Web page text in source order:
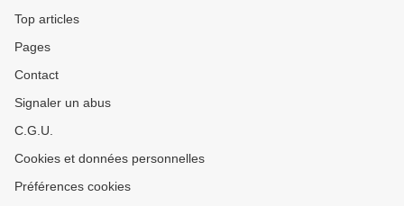
Top articles
Pages
Contact
Signaler un abus
C.G.U.
Cookies et données personnelles
Préférences cookies